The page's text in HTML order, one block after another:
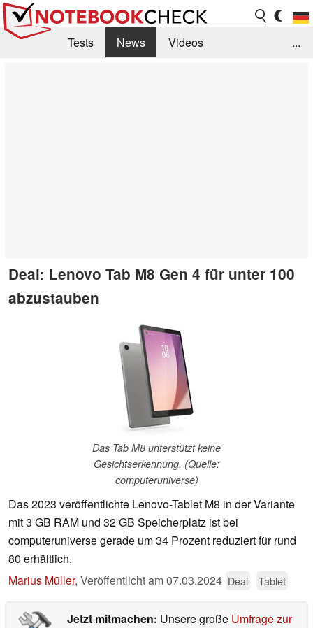
Tests News
Videos
...
Deal: Lenovo Tab M8 Gen 4 für unter 100
abzustauben
Das Tab M8 unterstützt keine
Gesichtserkennung. (Quelle:
computeruniverse)
Das 2023 veröffentlichte Lenovo-Tablet M8 in der Variante
mit 3 GB RAM und 32 GB Speicherplatz ist bei
computeruniverse gerade um 34 Prozent reduziert für rund
80 erhältlich.
Marius Müller, Veröffentlicht am07.03.2024 Deal Tablet
Jetzt mitmachen: Unsere große Umfrage zur